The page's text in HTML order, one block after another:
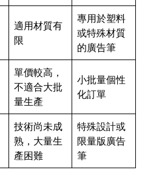
適用材質有
限
專用於塑料
或特殊材質
的廣告筆
單價較高，
不適合大批
量生產
小批量個性
化訂單
技術尚未成
熟，大量生
產困難
特殊設計或
限量版廣告
筆